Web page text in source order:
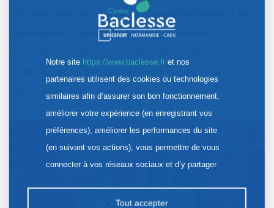
ont pour objectifs d’améliorer significativement et
rapidement la qualité de vie des patientes
même après.
Notre site https://www.baclesse.fret nos
partenaires utilisent des cookies ou technologies
similaires afin d’assurer son bon fonctionnement,
améliorer votre expérience (en enregistrant vos
préférences), améliorer les performances du site
(en suivant vos actions), vous permettre de vous
connecter à vos réseaux sociaux et d’y partager
la publicité personnalisée sur notre site ou ceux de
Tout accepter